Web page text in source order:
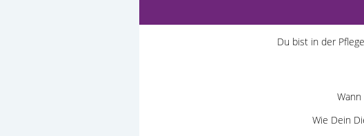
Du bist in der
Wie Dein